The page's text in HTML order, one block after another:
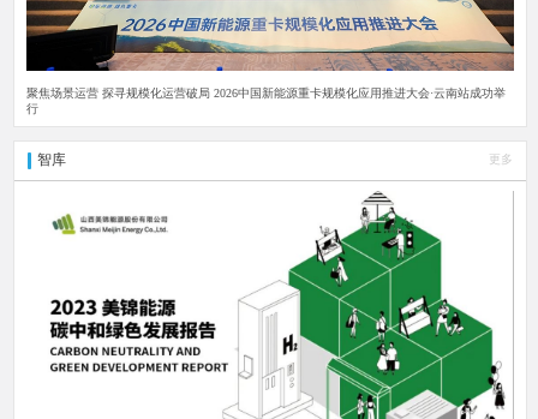
聚焦场景运营 探寻规模化运营破局 2026中国新能源重卡规模化应用推进大会·云南站成功举
行
智库 更多